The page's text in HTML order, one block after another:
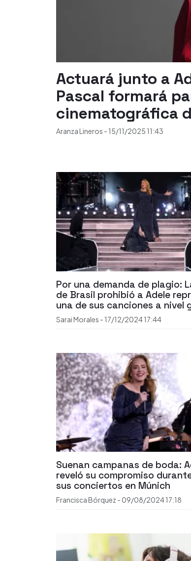
Actuará junto a
Pascal formará
cinematográfica
Aranza Lineros - 15/11/2025 11:43
Por una demanda de plagio:
de Brasil prohibió a Adele
una de sus canciones a nivel
Sarai Morales - 17/12/202417:44
Suenan campanas de boda:
reveló su compromiso
sus conciertos en Múnich
Francisca Bórquez - 09/08/202417:18